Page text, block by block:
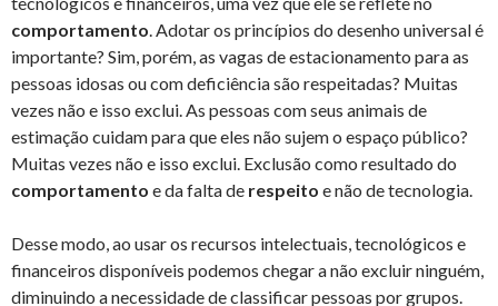
comportamento. Adotar os princípios do desenho universal é
importante? Sim, porém, as vagas de estacionamento para as
pessoas idosas ou com deficiência são respeitadas? Muitas
vezes não e isso exclui. As pessoas com seus animais de
estimação cuidam para que eles não sujem o espaço público?
Muitas vezes não e isso exclui. Exclusão como resultado do
comportamento e da falta de respeito e não de tecnologia.
Desse modo, ao usar os recursos intelectuais, tecnológicos e
financeiros disponíveis podemos chegar a não excluir ninguém,
diminuindo a necessidade de classificar pessoas por grupos.